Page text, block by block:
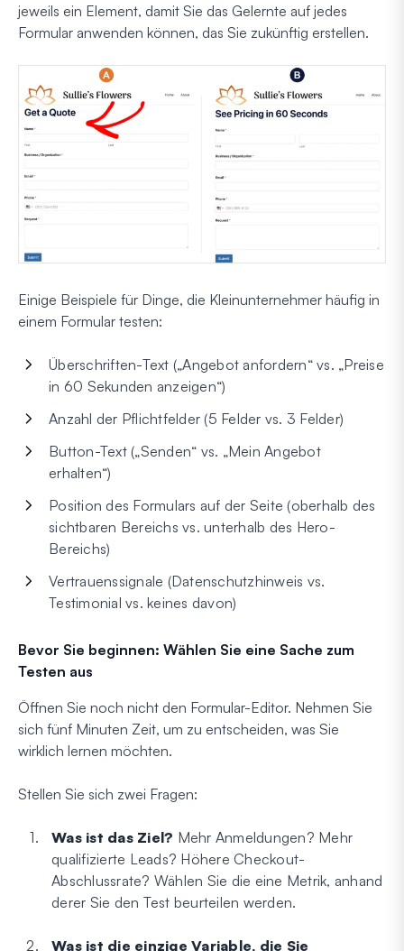
jeweils ein Element, damit Sie das Gelernte auf jedes
Formular anwenden können, das Sie zukünftig erstellen.
Einige Beispiele für Dinge, die Kleinunternehmer häufig in
einem Formular testen:
Überschriften-Text („Angebot anfordern“ vs. „Preise
in 60 Sekunden anzeigen“)
Anzahl der Pflichtfelder (5 Felder vs. 3 Felder)
Button-Text („Senden“ vs. „Mein Angebot
erhalten“)
Position des Formulars auf der Seite (oberhalb des
sichtbaren Bereichs vs. unterhalb des Hero-
Bereichs)
Vertrauenssignale (Datenschutzhinweis vs.
Testimonial vs. keines davon)
Bevor Sie beginnen: Wählen Sie eine Sache zum
Testen aus
Öffnen Sie noch nicht den Formular-Editor. Nehmen Sie
sich fünf Minuten Zeit, um zu entscheiden, was Sie
wirklich lernen möchten.
Stellen Sie sich zwei Fragen:
Was ist das Ziel? Mehr Anmeldungen? Mehr
qualifizierte Leads? Höhere Checkout-
Abschlussrate? Wählen Sie die eine Metrik, anhand
derer Sie den Test beurteilen werden.
Was ist die einzige Variable, die Sie